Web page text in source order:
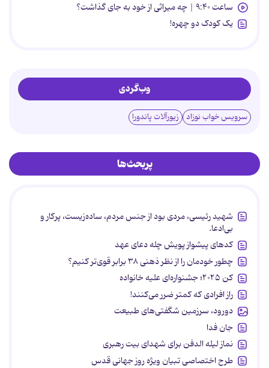
ساعت ۹:۴۰ | چه میراثی از خود به جای گذاشت؟
یک کودک دو چهره!
وب‌گردی
سرویس خواب نوزاد زیورآلات پاندورا
پربحث‌ها
شهید رئیسی، مردی بود از جنس مردم، ساده‌زیست، پرکار و
بی‌ادعا.
کدهای پیشواز پویش چله دعای عهد
چطور خودمان را از نظر ذهنی ۳۸ برابر قوی‌تر کنیم؟
کن ۲۰۲۵؛ جشنواره‌ای علیه خانواده
راز افرادی که کمتر ضرر می‌کنند!
دورود، سرزمین شگفتی‌های طبیعت
جان فدا
نماز لیله الدفن برای شهدای بیت رهبری
طرح اختصاصی تبیان ویژه روز جهانی قدس